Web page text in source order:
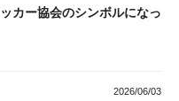
カー協会のシンボルになっ
2026/06/03